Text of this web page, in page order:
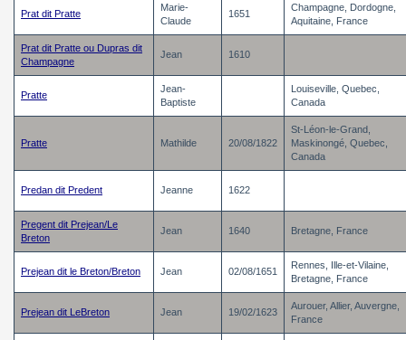
Prat dit Pratte
Marie-
Claude
1651
Champagne, Dordogne,
Aquitaine, France
Prat dit Pratte ou Dupras dit
Champagne
Jean 1610
Pratte
Jean-
Baptiste
Louiseville, Quebec,
Canada
Pratte Mathilde 20/08/1822
St-Léon-le-Grand,
Maskinongé, Quebec,
Canada
Predan dit Predent Jeanne 1622
Pregent dit Prejean/Le
Breton
Jean 1640 Bretagne, France
Prejean dit le Breton/Breton Jean 02/08/1651
Rennes, Ille-et-Vilaine,
Bretagne, France
Prejean dit LeBreton Jean 19/02/1623
Aurouer, Allier, Auvergne,
France